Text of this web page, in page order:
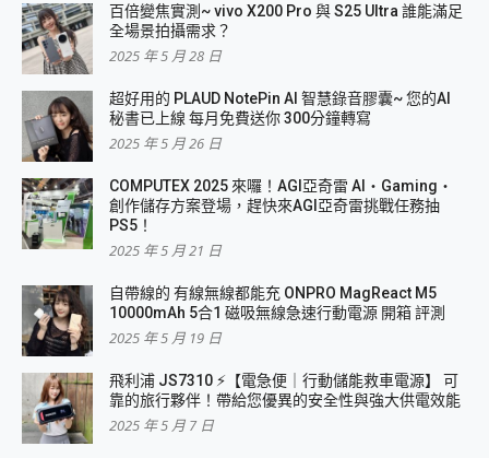
百倍變焦實測~ vivo X200 Pro 與 S25 Ultra 誰能滿足
全場景拍攝需求？
2025 年 5 月 28 日
超好用的 PLAUD NotePin AI 智慧錄音膠囊~ 您的AI
秘書已上線 每月免費送你 300分鐘轉寫
2025 年 5 月 26 日
COMPUTEX 2025 來囉！AGI亞奇雷 AI・Gaming・
創作儲存方案登場，趕快來AGI亞奇雷挑戰任務抽
PS5！
2025 年 5 月 21 日
自帶線的 有線無線都能充 ONPRO MagReact M5
10000mAh 5合1 磁吸無線急速行動電源 開箱 評測
2025 年 5 月 19 日
飛利浦 JS7310 ⚡【電急便｜行動儲能救車電源】 可
靠的旅行夥伴！帶給您優異的安全性與強大供電效能
2025 年 5 月 7 日